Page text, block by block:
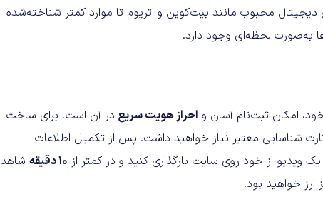
محبوب مانند بیت‌کوین و اتریوم تا موارد کمتر شناخته‌شده
به‌صورت لحظه‌ای وجود دارد.
امکان ثبت‌نام آسان و احراز هویت سریع در آن است. برای ساخت
شناسایی معتبر نیاز خواهید داشت. پس از تکمیل اطلاعات
ویدیو از خود روی سایت بارگذاری کنید و در کمتر از ۱۰ دقیقه
شاهد
خواهید بود.